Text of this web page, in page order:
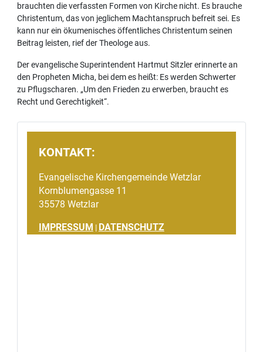
brauchten die verfassten Formen von Kirche nicht. Es brauche
Christentum, das von jeglichem Machtanspruch befreit sei. Es
kann nur ein ökumenisches öffentliches Christentum seinen
Beitrag leisten, rief der Theologe aus.
Der evangelische Superintendent Hartmut Sitzler erinnerte an
den Propheten Micha, bei dem es heißt: Es werden Schwerter
zu Pflugscharen. „Um den Frieden zu erwerben, braucht es
Recht und Gerechtigkeit“.
KONTAKT:
Evangelische Kirchengemeinde Wetzlar
Kornblumengasse 11
35578 Wetzlar
IMPRESSUM | DATENSCHUTZ